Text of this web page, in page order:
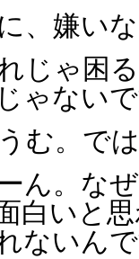
、嫌い
じゃ困
ゃない
む。で
ん。な
白いと
ないん